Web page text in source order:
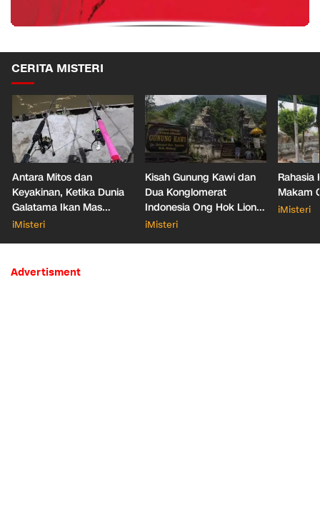
CERITA MISTERI
Antara Mitos dan
Keyakinan, Ketika Dunia
Galatama Ikan Mas
Bersentuhan dengan Hal
iMisteri
Kisah Gunung Kawi dan
Dua Konglomerat
Indonesia Ong Hok Liong
hingga Liem Sioe Liong
iMisteri
Rahasia
Makam
iMisteri
Advertisment